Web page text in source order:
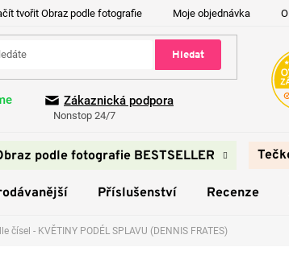
tvořit Obraz podle fotografie Moje objednávka
Hledat
Zákaznická podpora
Nonstop 24/7
podle fotografie BESTSELLER
Příslušenství Recenze
čísel - KVĚTINY PODÉL SPLAVU (DENNIS FRATES)